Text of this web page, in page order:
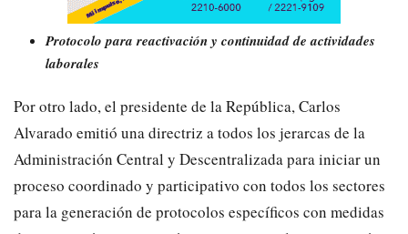
Protocolo para reactivación y continuidad de actividades
laborales
Por otro lado, el presidente de la República, Carlos
Alvarado emitió una directriz a todos los jerarcas de la
Administración Central y Descentralizada para iniciar un
proceso coordinado y participativo con todos los sectores
para la generación de protocolos específicos con medidas